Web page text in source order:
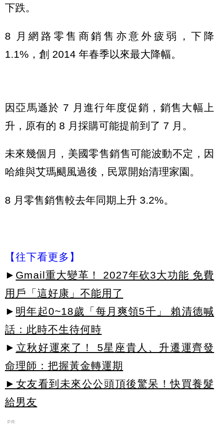
下跌。
8 月網路零售商銷售亦意外疲弱，下降
1.1%，創 2014 年春季以來最大降幅。
因亞馬遜於 7 月進行年度促銷，銷售大幅上
升，原有的 8 月採購可能提前到了 7 月。
未來幾個月，美國零售銷售可能波動不定，因
哈維與艾瑪颶風過後，民眾開始清理家園。
8 月零售銷售較去年同期上升 3.2%。
【往下看更多】
► Gmail重大變革！ 2027年砍3大功能 免費
用戶「這好康」不能用了
► 明年起0~18歲「每月爽領5千」 賴清德喊
話：此時不生待何時
► 立秋好運來了！ 5星座貴人、升遷運齊發
命理師：把握黃金轉運期
►女友看到未來公公頭頂後驚呆！快買養髮
給男友
PR